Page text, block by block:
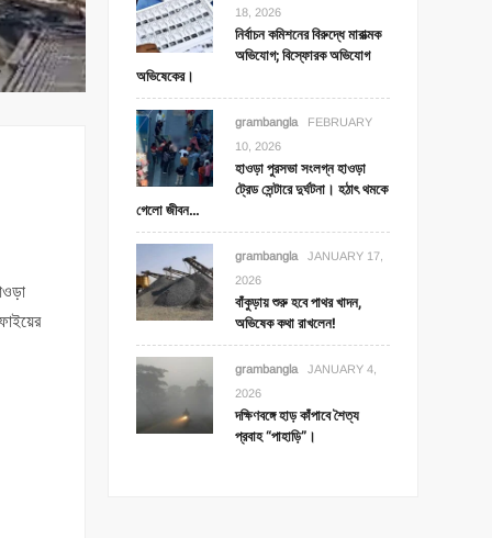
18, 2026
নির্বাচন কমিশনের বিরুদ্ধে মারাত্মক
অভিযোগ; বিস্ফোরক অভিযোগ
অভিষেকের।
grambangla
FEBRUARY
10, 2026
হাওড়া পুরসভা সংলগ্ন হাওড়া
ট্রেড সেন্টারে দুর্ঘটনা। হঠাৎ থমকে
গেলো জীবন…
grambangla
JANUARY 17,
2026
বাঁকুড়ায় শুরু হবে পাথর খাদন,
অভিষেক কথা রাখলেন!
grambangla
JANUARY 4,
2026
দক্ষিণবঙ্গে হাড় কাঁপাবে শৈত্য
প্রবাহ “পাহাড়ি”।